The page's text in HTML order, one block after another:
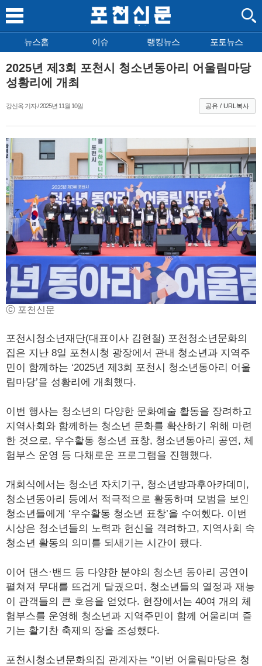
뉴스홈 이슈 랭킹뉴스 포토뉴스
2025년 제3회 포천시 청소년동아리 어울림마당
성황리에 개최
강신옥 기자 / 2025년 11월 10일 공유 / URL복사
ⓒ 포천신문
포천시청소년재단(대표이사 김현철) 포천청소년문화의
집은 지난 8일 포천시청 광장에서 관내 청소년과 지역주
민이 함께하는 ‘2025년 제3회 포천시 청소년동아리 어울
림마당’을 성황리에 개최했다.
이번 행사는 청소년의 다양한 문화예술 활동을 장려하고
지역사회와 함께하는 청소년 문화를 확산하기 위해 마련
한 것으로, 우수활동 청소년 표창, 청소년동아리 공연, 체
험부스 운영 등 다채로운 프로그램을 진행했다.
개회식에서는 청소년 자치기구, 청소년방과후아카데미,
청소년동아리 등에서 적극적으로 활동하며 모범을 보인
청소년들에게 ‘우수활동 청소년 표창’을 수여헸다. 이번
시상은 청소년들의 노력과 헌신을 격려하고, 지역사회 속
청소년 활동의 의미를 되새기는 시간이 됐다.
이어 댄스·밴드 등 다양한 분야의 청소년 동아리 공연이
펼쳐져 무대를 뜨겁게 달궜으며, 청소년들의 열정과 재능
이 관객들의 큰 호응을 얻었다. 현장에서는 40여 개의 체
험부스를 운영해 청소년과 지역주민이 함께 어울리며 즐
기는 활기찬 축제의 장을 조성했다.
포천시청소년문화의집 관계자는 “이번 어울림마당은 청